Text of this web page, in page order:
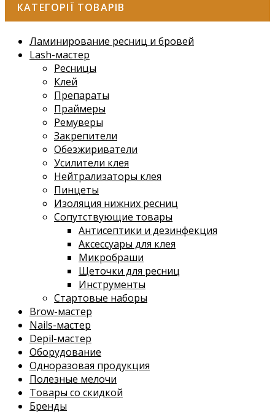
КАТЕГОРІЇ ТОВАРІВ
Ламинирование ресниц и бровей
Lash-мастер
Ресницы
Клей
Препараты
Праймеры
Ремуверы
Закрепители
Обезжириватели
Усилители клея
Нейтрализаторы клея
Пинцеты
Изоляция нижних ресниц
Сопутствующие товары
Антисептики и дезинфекция
Аксессуары для клея
Микробраши
Щеточки для ресниц
Инструменты
Стартовые наборы
Brow-мастер
Nails-мастер
Depil-мастер
Оборудование
Одноразовая продукция
Полезные мелочи
Товары со скидкой
Бренды